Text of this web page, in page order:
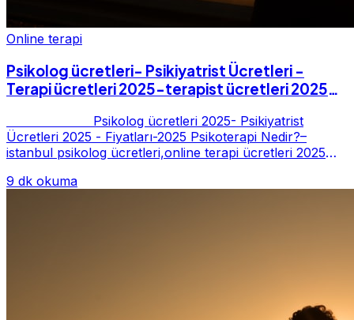
Online terapi
Psikolog ücretleri- Psikiyatrist Ücretleri -
Terapi ücretleri 2025-terapist ücretleri 2025-
Psikolog ücretleri 2025- Psikiyatrist
Ücretleri 2025 - Fiyatları-2025 Psikoterapi Nedir?–
istanbul psikolog ücretleri,online terapi ücretleri 2025
9 dk okuma